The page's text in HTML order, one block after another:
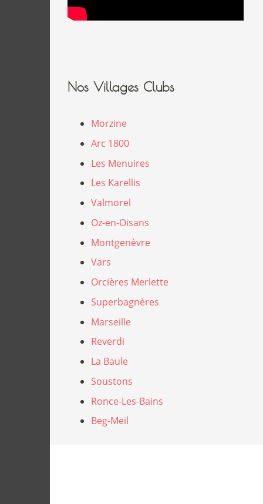
Nos Villages Clubs
Morzine
Arc 1800
Les Menuires
Les Karellis
Valmorel
Oz-en-Oisans
Montgenèvre
Vars
Orcières Merlette
Superbagnères
Marseille
Reverdi
La Baule
Soustons
Ronce-Les-Bains
Beg-Meil